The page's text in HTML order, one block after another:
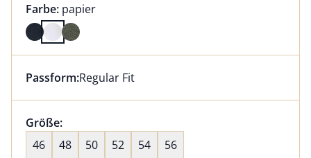
Farbauswahl:
Farbe: aktuell ausgewählt:
papier
Farbe papier ausgewählt
Dieser Artikel hat die Passform Regular Fit. für
Passform:Regular Fit
Größenauswahl:
Größe:nichts ausgewählt
46
48 50 52 54
56